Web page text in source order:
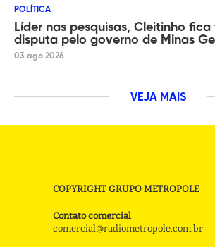
POLÍTICA
Líder nas pesquisas, Cleitinho
disputa pelo governo de Minas
03 ago 2026
VEJA MAIS
COPYRIGHT GRUPO METROPOLE
Contato comercial
comercial@radiometropole.com.br